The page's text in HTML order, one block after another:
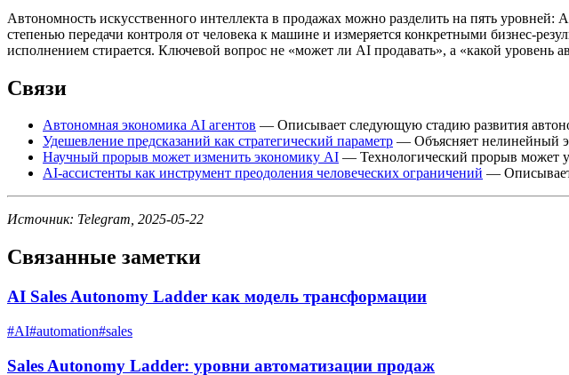
Автономность искусственного интеллекта в продажах можно разделить на пять
степенью передачи контроля от человека к машине и измеряется конкретными бизнес-
исполнением стирается. Ключевой вопрос не «может ли AI продавать», а «какой уровень
Связи
Автономная экономика AI агентов — Описывает следующую стадию развития
Удешевление предсказаний как стратегический параметр — Объясняет нелинейный
Научный прорыв может изменить экономику AI — Технологический прорыв может
AI-ассистенты как инструмент преодоления человеческих ограничений —
Источник: Telegram, 2025-05-22
Связанные заметки
AI Sales Autonomy Ladder как модель трансформации
#AI#automation#sales
Sales Autonomy Ladder: уровни автоматизации продаж